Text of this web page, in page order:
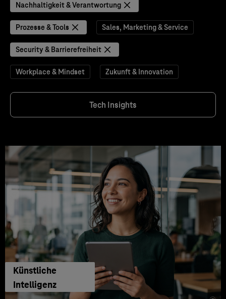
Nachhaltigkeit & Verantwortung
Prozesse & Tools Sales, Marketing & Service
Security & Barrierefreiheit
Workplace & Mindset Zukunft & Innovation
Tech Insights
Künstliche
Intelligenz